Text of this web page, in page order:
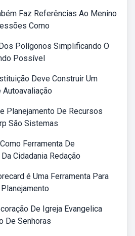
Faz Referências Ao Menino
Como
Polígonos Simplificando O
Possível
Deve Construir Um
Autoavaliação
Planejamento De Recursos
São Sistemas
Ferramenta De
Cidadania Redação
é Uma Ferramenta Para
De Igreja Evangelica
De Senhoras